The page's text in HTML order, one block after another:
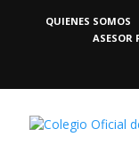
QUIENES SOMOS
ASESOR